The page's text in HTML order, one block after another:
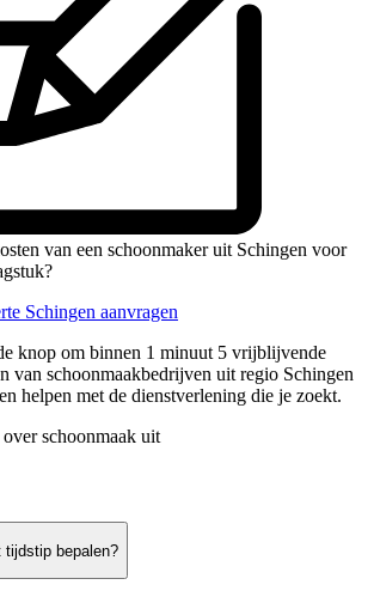
van een schoonmaker uit Schingen voor
Schingen aanvragen
knop om binnen 1 minuut 5 vrijblijvende
van schoonmaakbedrijven uit regio Schingen
helpen met de dienstverlening die je zoekt.
schoonmaak uit
tijdstip bepalen?